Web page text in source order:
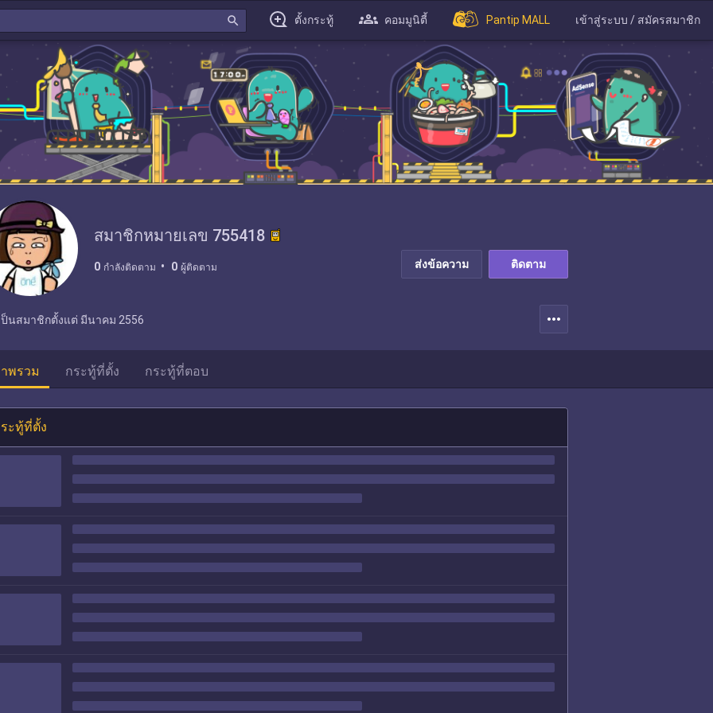
search ตั้งกระทู้ คอมมูนิตี้ Pantip MALL เข้าสู่ระบบ / สมัครสมาชิก
สมาชิกหมายเลข 755418
0 กำลังติดตาม 0 ผู้ติดตาม ส่งข้อความ ติดตาม
ป็นสมาชิกตั้งแต่ มีนาคม 2556 more_horiz
พรวม กระทู้ที่ตั้ง กระทู้ที่ตอบ
ะทู้ที่ตั้ง